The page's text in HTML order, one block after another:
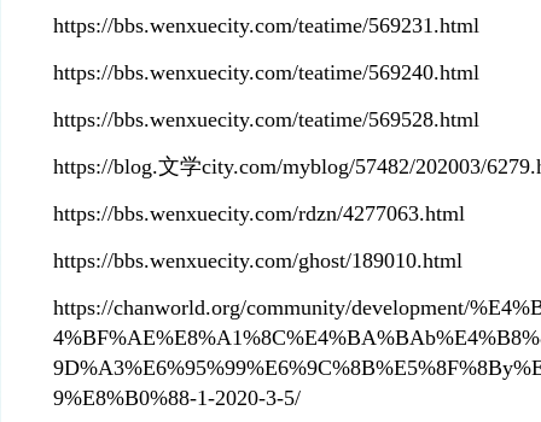
https://bbs.wenxuecity.com/teatime/569231.html
https://bbs.wenxuecity.com/teatime/569240.html
https://bbs.wenxuecity.com/teatime/569528.html
https://blog.文学city.com/myblog/57482/202003/
https://bbs.wenxuecity.com/rdzn/4277063.html
https://bbs.wenxuecity.com/ghost/189010.html
https://chanworld.org/community/development/
9%E8%B0%88-1-2020-3-5/